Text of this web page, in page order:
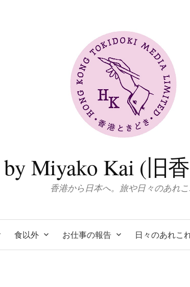
Miyako Kai (旧
香港から日本へ。旅や日々のあれ
食以外 お仕事の報告 日々のあれこ